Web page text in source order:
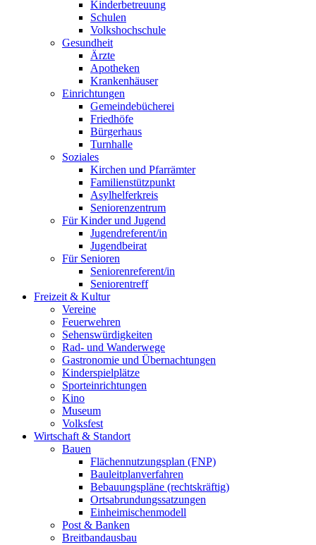
Kinderbetreuung
Schulen
Volkshochschule
Gesundheit
Ärzte
Apotheken
Krankenhäuser
Einrichtungen
Gemeindebücherei
Friedhöfe
Bürgerhaus
Turnhalle
Soziales
Kirchen und Pfarrämter
Familienstützpunkt
Asylhelferkreis
Seniorenzentrum
Für Kinder und Jugend
Jugendreferent/in
Jugendbeirat
Für Senioren
Seniorenreferent/in
Seniorentreff
Freizeit & Kultur
Vereine
Feuerwehren
Sehenswürdigkeiten
Rad- und Wanderwege
Gastronomie und Übernachtungen
Kinderspielplätze
Sporteinrichtungen
Kino
Museum
Volksfest
Wirtschaft & Standort
Bauen
Flächennutzungsplan (FNP)
Bauleitplanverfahren
Bebauungspläne (rechtskräftig)
Ortsabrundungssatzungen
Einheimischenmodell
Post & Banken
Breitbandausbau